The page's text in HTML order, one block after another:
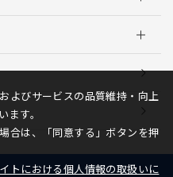
よびサービスの品質維持・向上
す。
合は、「同意する」ボタンを押
トにおける個人情報の取扱いに